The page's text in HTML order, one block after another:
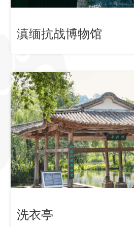
滇缅抗战博物馆
洗衣亭